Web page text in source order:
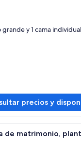
y 1 cama individual
precios y
ventana con cortinas.
Una habitación de
de matrimonio,